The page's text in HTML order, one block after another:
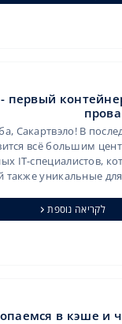
- первый
Сакартвэло! В
всё большим
IT-специалистов,
также уникальные
לקריאה נוספת
в кэше и